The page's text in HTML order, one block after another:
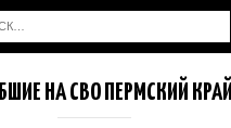
НА СВО ПЕРМСКИЙ КРАЙ